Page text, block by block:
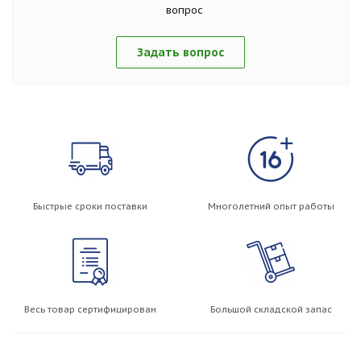
вопрос
Задать вопрос
Быстрые сроки поставки Многолетний опыт работы
Весь товар сертифицирован Большой складской запас